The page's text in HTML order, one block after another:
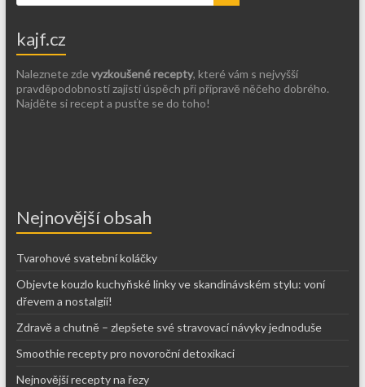
kajf.cz
Naleznete zde vyzkoušené recepty, které vám s nejvyšší
pravděpodobností zajistí úspěch při přípravě něčeho dobrého.
Najděte si recept a pusťte se do toho!
Nejnovější obsah
Tvarohové svatební koláčky
Objevte kouzlo kuchyňské linky ve skandinávském stylu: voní
dřevem a nostalgií!
Zdravě a chutně – zlepšete své stravovací návyky jednoduše
Smoothie recepty pro novoroční detoxikaci
Nejnovější recepty na řezy